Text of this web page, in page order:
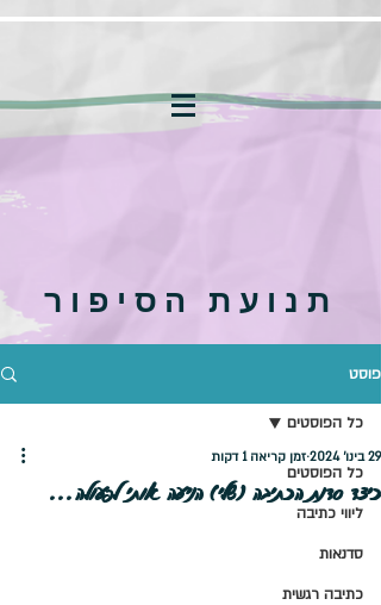
תנועת הסיפור
פוסט
כל הפוסטים
ליווי כתיבה
סדנאות
כתיבה רגשית
כל הפוסטים
כיצד סדנת הכתיבה (שלי) הניעה אותי לפעולה...
29 בינו׳ 2024 זמן קריאה 1 דקות